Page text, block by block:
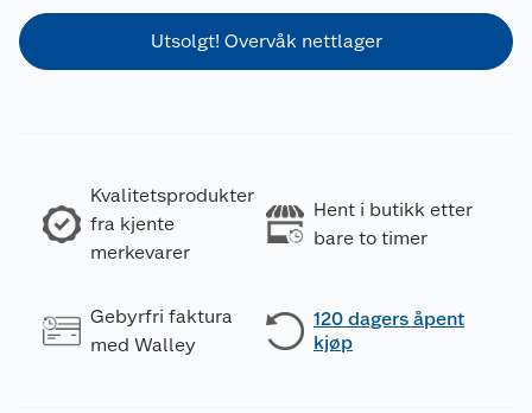
Utsolgt! Overvåk nettlager
Kvalitetsprodukter
fra kjente
merkevarer
Hent i butikk etter
bare to timer
Gebyrfri faktura
med Walley
120 dagers åpent
kjøp